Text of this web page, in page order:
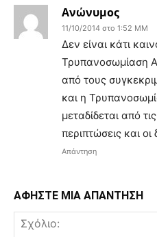
Ανώνυμος
11/10/2014 στο 1:52 ΜΜ
Δεν είναι κάτι
Τρυπανοσωμίαση
από τους
και η
μεταδίδεται από
περιπτώσεις και οι
Απάντηση
ΑΦΗΣΤΕ ΜΙΑ ΑΠΑΝΤΗΣΗ